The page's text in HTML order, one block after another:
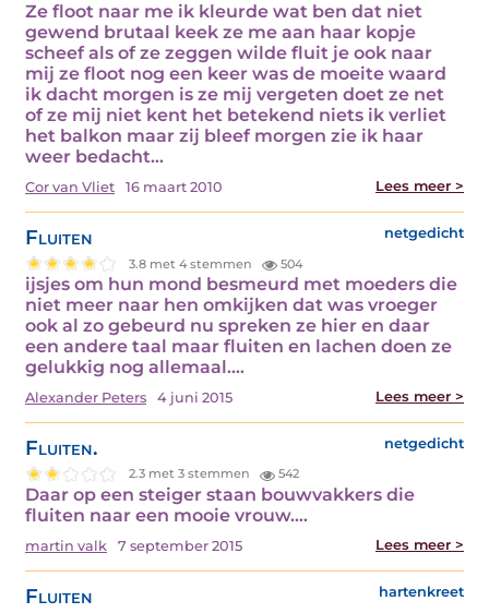
Ze floot naar me ik kleurde wat ben dat niet
gewend brutaal keek ze me aan haar kopje
scheef als of ze zeggen wilde fluit je ook naar
mij ze floot nog een keer was de moeite waard
ik dacht morgen is ze mij vergeten doet ze net
of ze mij niet kent het betekend niets ik verliet
het balkon maar zij bleef morgen zie ik haar
weer bedacht…
Cor van Vliet 16 maart 2010 Lees meer >
Fluiten netgedicht
3.8 met 4 stemmen 504
ijsjes om hun mond besmeurd met moeders die
niet meer naar hen omkijken dat was vroeger
ook al zo gebeurd nu spreken ze hier en daar
een andere taal maar fluiten en lachen doen ze
gelukkig nog allemaal.…
Alexander Peters 4 juni 2015 Lees meer >
Fluiten. netgedicht
2.3 met 3 stemmen 542
Daar op een steiger staan bouwvakkers die
fluiten naar een mooie vrouw.…
martin valk 7 september 2015 Lees meer >
Fluiten hartenkreet